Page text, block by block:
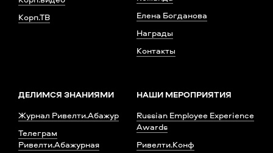
Корп.ТВ
Елена Богданова
Награды
Контакты
ДЕЛИМСЯ ЗНАНИЯМИ
Журнал Ривелти.Абажур
Телеграм
Ривелти.Абажурная
НАШИ МЕРОПРИЯТИЯ
Russian Employee Experience
Awards
Ривелти.Конф